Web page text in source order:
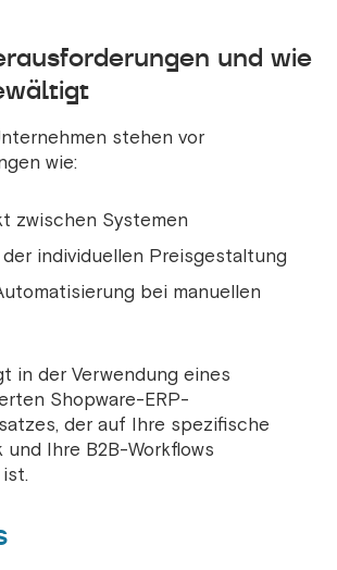
und wie
stehen vor
wie:
zwischen Systemen
individuellen Preisgestaltung
bei manuellen
in der Verwendung eines
Shopware-ERP-
der auf Ihre spezifische
Ihre B2B-Workflows